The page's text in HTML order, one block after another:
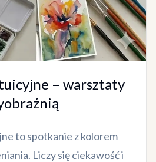
– warsztaty
to spotkanie z kolorem
Liczy się ciekawość i